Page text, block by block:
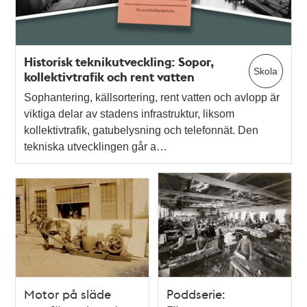
Skola
Historisk teknikutveckling: Sopor,
kollektivtrafik och rent vatten
Sophantering, källsortering, rent vatten och avlopp är
viktiga delar av stadens infrastruktur, liksom
kollektivtrafik, gatubelysning och telefonnät. Den
tekniska utvecklingen går a…
Motor på släde
Poddserie: